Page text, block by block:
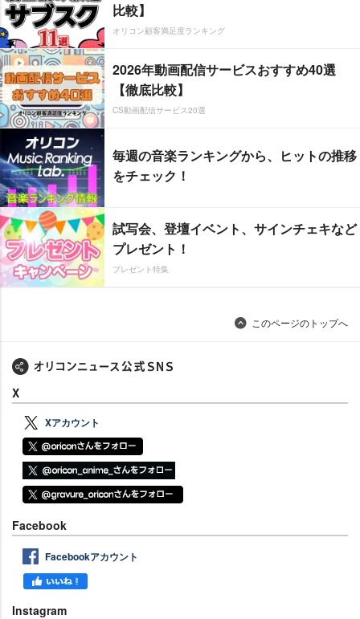
比較】
オリコン顧客満足度ランキング
2026年動画配信サービスおすすめ40選
【徹底比較】
CS動画配信サービス20選
毎週の音楽ランキングから、ヒットの推移
をチェック！
試写会、登壇イベント、サインチェキなど
プレゼント！
プレゼント特集
このページのトップへ
X
Xアカウント
Facebook
Facebookアカウント
Instagram